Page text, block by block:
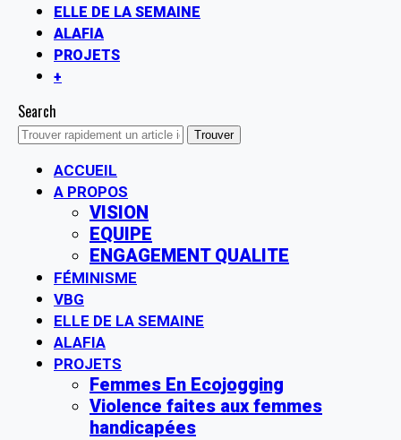
ELLE DE LA SEMAINE
ALAFIA
PROJETS
+
Search
ACCUEIL
A PROPOS
VISION
EQUIPE
ENGAGEMENT QUALITE
FÉMINISME
VBG
ELLE DE LA SEMAINE
ALAFIA
PROJETS
Femmes En Ecojogging
Violence faites aux femmes
handicapées